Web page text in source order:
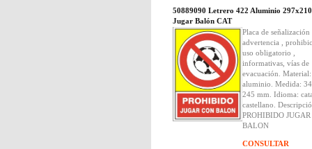
50889090 Letrero 422 Aluminio
Jugar Balón CAT
Placa de señalización
advertencia ,
uso obligatorio ,
informativas, vías de
evacuación. Material:
aluminio. Medida:
245 mm. Idioma:
castellano.
PROHIBIDO JUGAR
BALON
CONSULTAR